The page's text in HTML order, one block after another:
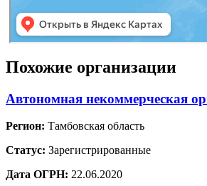
Похожие организации
Автономная некоммерческая
Регион: Тамбовская область
Статус: Зарегистрированные
Дата ОГРН: 22.06.2020